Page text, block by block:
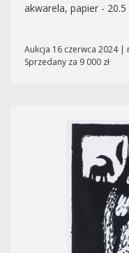
akwarela, papier - 20.5
Aukcja 16 czerwca 2024 |
Sprzedany za 9 000 zł